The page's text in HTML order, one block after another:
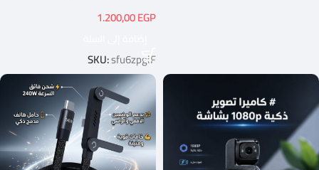
1.200,00EGP
SKU:sfu6zpglF